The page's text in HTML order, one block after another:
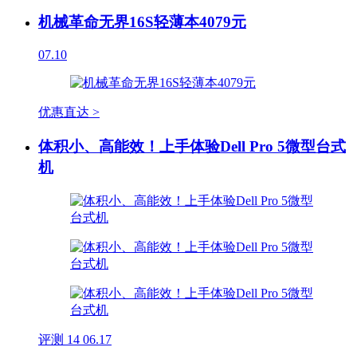
机械革命无界16S轻薄本4079元
07.10
优惠直达 >
体积小、高能效！上手体验Dell Pro 5微型台式
机
评测 14 06.17